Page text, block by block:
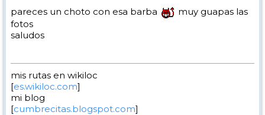
pareces un choto con esa barba
muy guapas las
fotos
saludos
mis rutas en wikiloc
[es.wikiloc.com]
mi blog
[cumbrecitas.blogspot.com]